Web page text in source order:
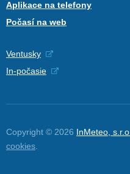
Aplikace na telefony
Počasí na web
Ventusky
In-počasie
Copyright © 2026 InMeteo, s.r.o.
cookies